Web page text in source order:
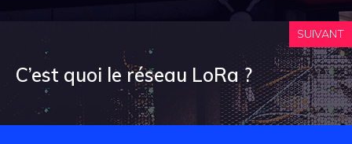
SUIVANT
C’est quoi le réseau LoRa ?